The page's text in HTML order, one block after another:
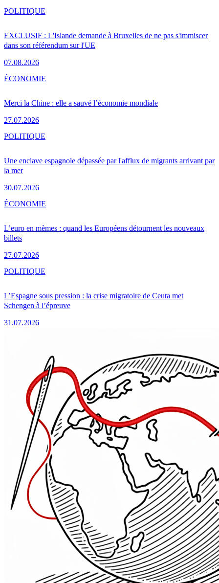
EXCLUSIF : L'Islande demande à Bruxelles de ne pas s'immiscer
dans son référendum sur l'UE
07.08.2026
POLITIQUE
Merci la Chine : elle a sauvé l’économie mondiale
27.07.2026
ÉCONOMIE
Une enclave espagnole dépassée par l'afflux de migrants arrivant par
la mer
30.07.2026
POLITIQUE
L’euro en mèmes : quand les Européens détournent les nouveaux
billets
27.07.2026
ÉCONOMIE
L’Espagne sous pression : la crise migratoire de Ceuta met
Schengen à l’épreuve
31.07.2026
POLITIQUE